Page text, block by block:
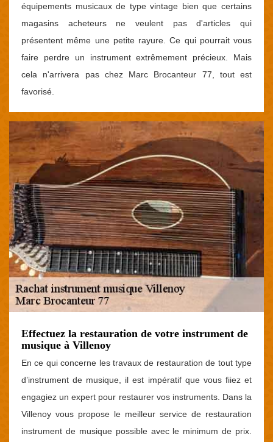
équipements musicaux de type vintage bien que certains
magasins acheteurs ne veulent pas d'articles qui
présentent même une petite rayure. Ce qui pourrait vous
faire perdre un instrument extrêmement précieux. Mais
cela n'arrivera pas chez Marc Brocanteur 77, tout est
favorisé.
Effectuez la restauration de votre instrument de
musique à Villenoy
En ce qui concerne les travaux de restauration de tout type
d’instrument de musique, il est impératif que vous fiiez et
engagiez un expert pour restaurer vos instruments. Dans la
Villenoy vous propose le meilleur service de restauration
instrument de musique possible avec le minimum de prix.